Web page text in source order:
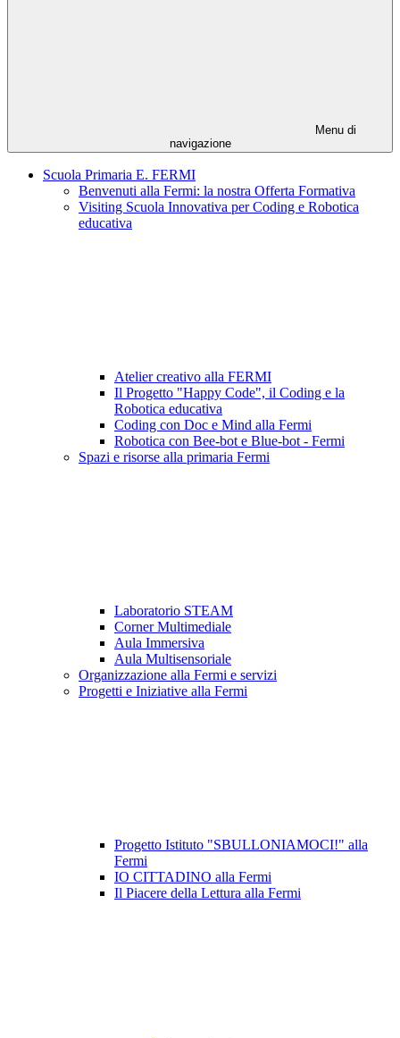
Menu di
navigazione
Scuola Primaria E. FERMI
Benvenuti alla Fermi: la nostra Offerta Formativa
Visiting Scuola Innovativa per Coding e Robotica
educativa
Atelier creativo alla FERMI
Il Progetto "Happy Code", il Coding e la
Robotica educativa
Coding con Doc e Mind alla Fermi
Robotica con Bee-bot e Blue-bot - Fermi
Spazi e risorse alla primaria Fermi
Laboratorio STEAM
Corner Multimediale
Aula Immersiva
Aula Multisensoriale
Organizzazione alla Fermi e servizi
Progetti e Iniziative alla Fermi
Progetto Istituto "SBULLONIAMOCI!" alla
Fermi
IO CITTADINO alla Fermi
Il Piacere della Lettura alla Fermi